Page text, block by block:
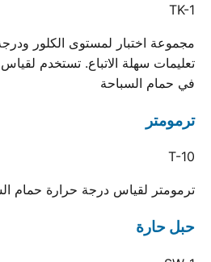
TK-1
مجموعة اختبار لمستوى الكلور
تعليمات سهلة الاتباع. تستخدم
في حمام السباحة
ترمومتر
T-10
ترمومتر لقياس درجة حرارة حمام
حبل حارة